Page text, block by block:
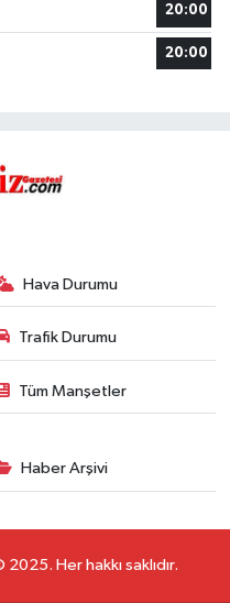
20:00
20:00
Hava Durumu
Trafik Durumu
Tüm Manşetler
Haber Arşivi
Her hakkı saklıdır.